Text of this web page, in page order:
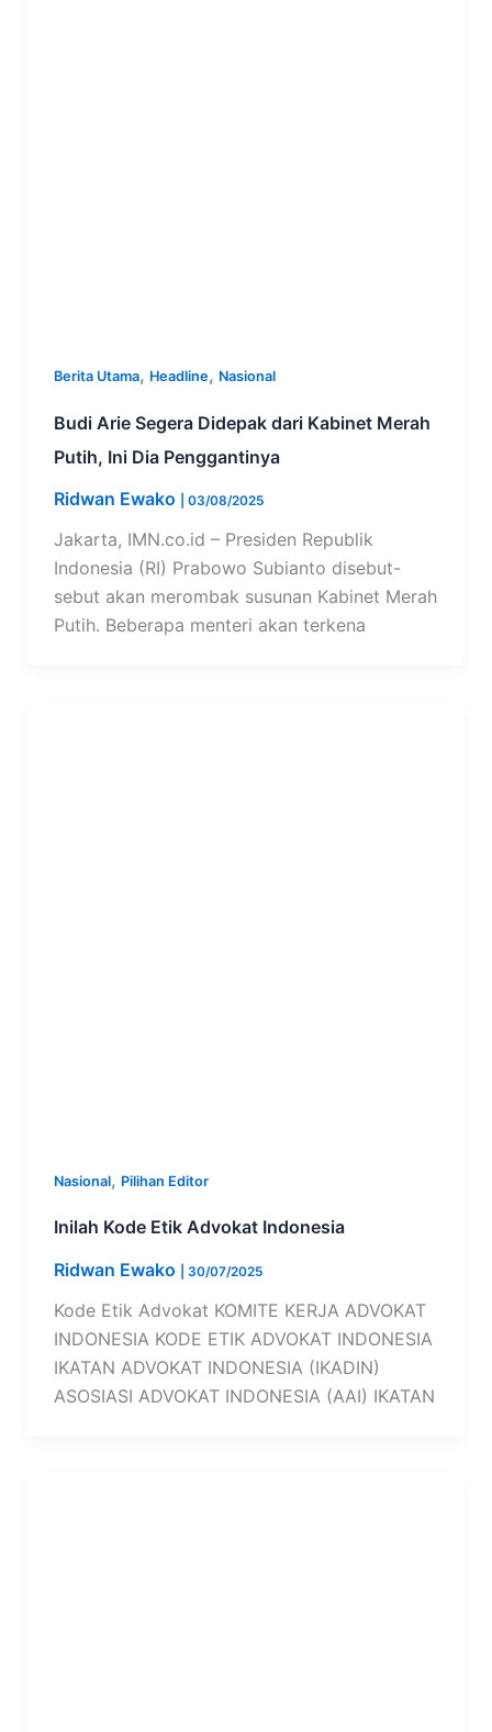
Berita Utama, Headline, Nasional
Budi Arie Segera Didepak dari Kabinet Merah
Putih, Ini Dia Penggantinya
Ridwan Ewako
03/08/2025
Jakarta, IMN.co.id – Presiden Republik
Indonesia (RI) Prabowo Subianto disebut-
sebut akan merombak susunan Kabinet Merah
Putih. Beberapa menteri akan terkena
Nasional, Pilihan Editor
Inilah Kode Etik Advokat Indonesia
Ridwan Ewako
30/07/2025
Kode Etik Advokat KOMITE KERJA ADVOKAT
INDONESIA KODE ETIK ADVOKAT INDONESIA
IKATAN ADVOKAT INDONESIA (IKADIN)
ASOSIASI ADVOKAT INDONESIA (AAI) IKATAN